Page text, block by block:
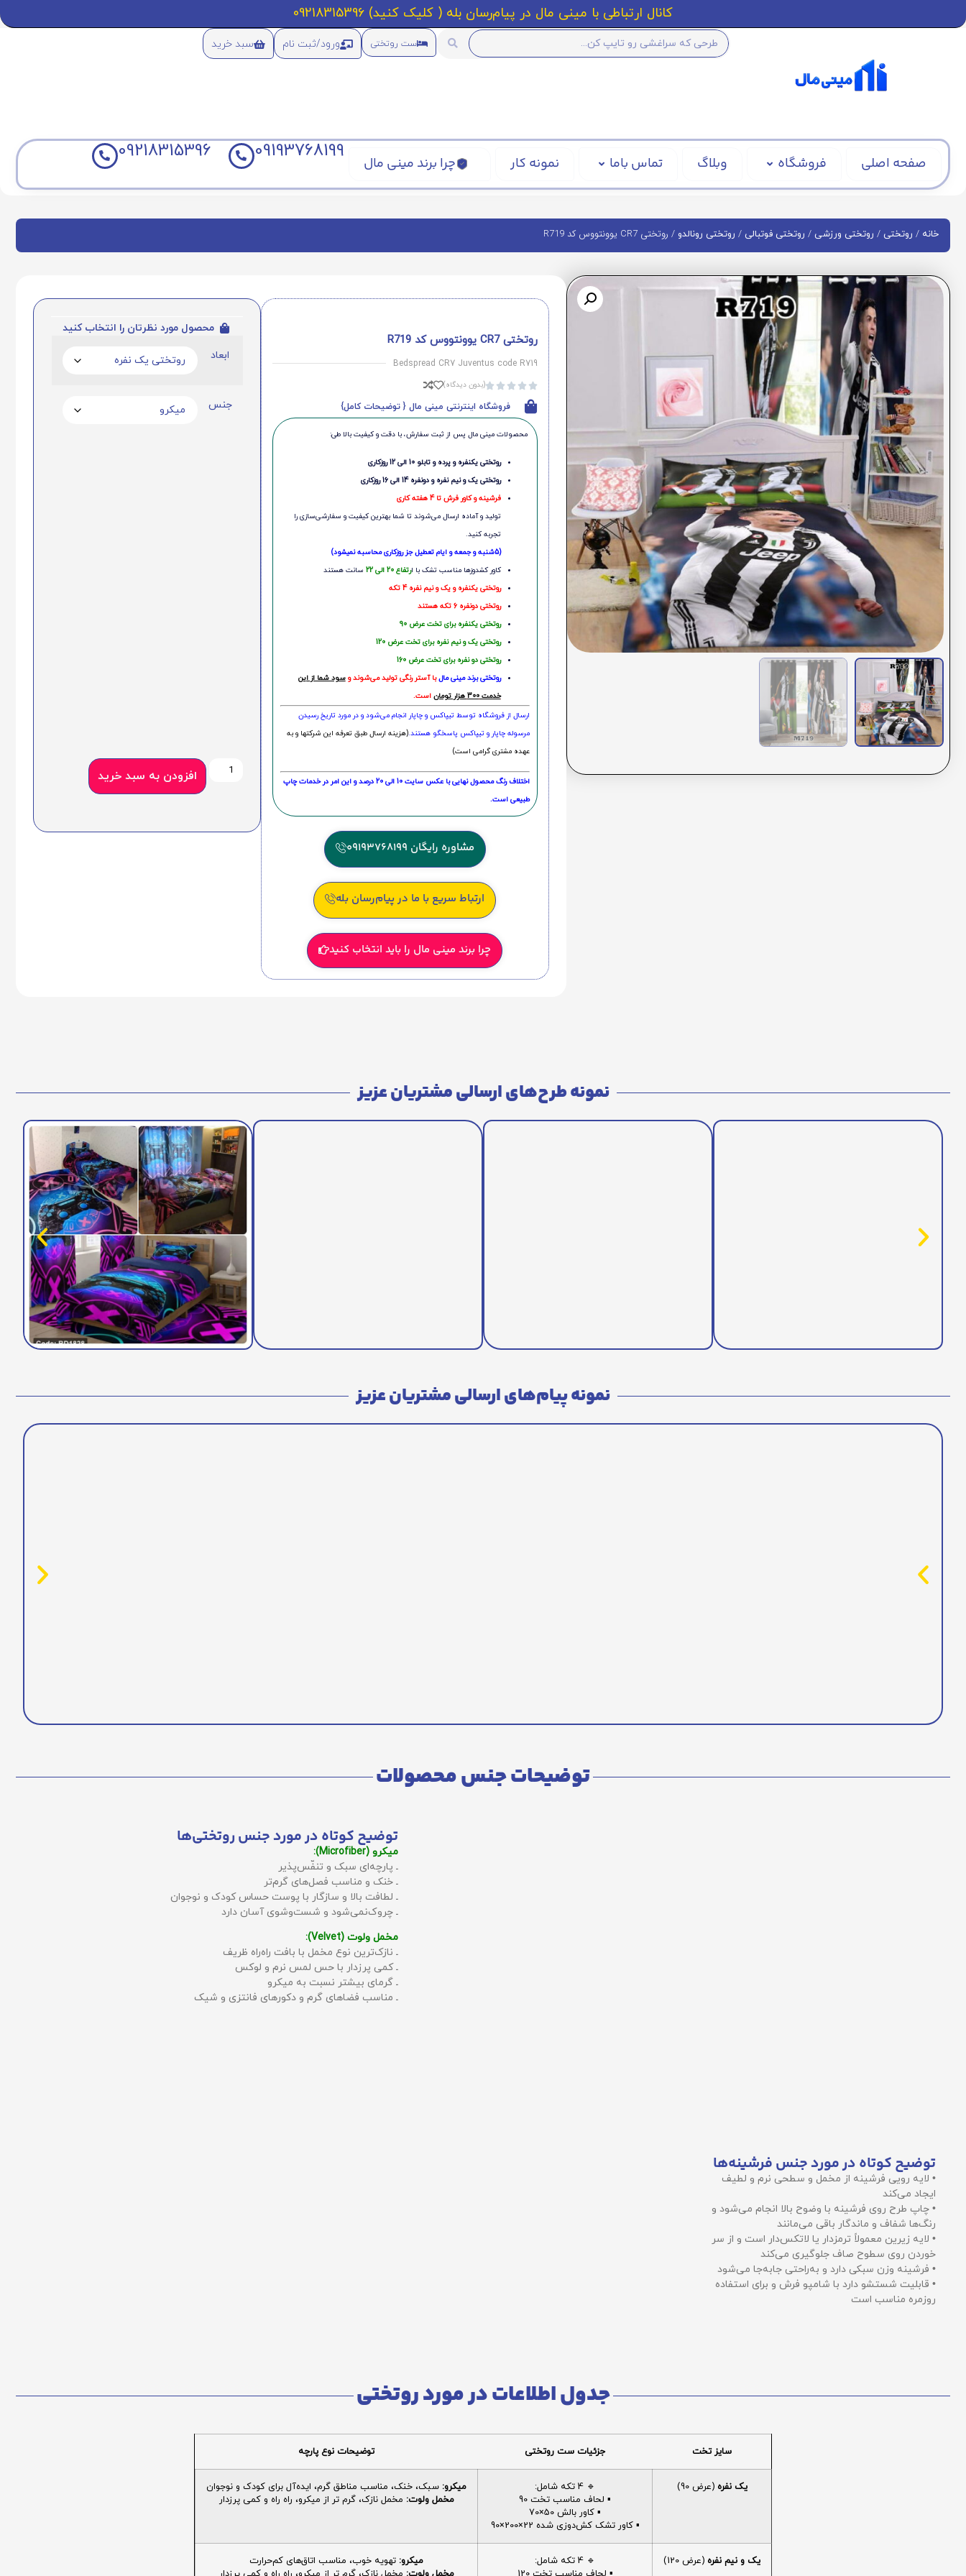
کانال ارتباطی با مینی مال در پیام‌رسان بله ( کلیک کنید) 09218315396
ست روتختی ورود/ثبت نام سبد خرید
صفحه اصلی فروشگاه وبلاگ تماس باما نمونه کار چرا برند مینی مال
09193768199
09218315396
خانه / روتختی / روتختی ورزشی / روتختی فوتبالی / روتختی رونالدو / روتختی CR7 یوونتووس کد R719
روتختی CR7 یوونتووس کد R719
Bedspread CR7 Juventus code R719




(بدون دیدگاه)
فروشگاه اینترنتی مینی مال { توضیحات کامل}
محصولات مینی‌ مال پس از ثبت سفارش، با دقت و کیفیت بالا طی:
روتختی یکنفره و پرده و تابلو 10 الی 12 روزکاری
روتختی یک و نیم نفره و دونفره 14 الی 16 روزکاری
فرشینه و کاور فرش تا 4 هفته کاری
تولید و آماده ارسال می‌شوند تا شما بهترین کیفیت و سفارشی‌سازی را
تجربه کنید.
(5شنبه و جمعه و ایام تعطیل جز روزکاری محاسبه نمیشود)
کاور کشدوزها مناسب تشک با ارتفاع 20 الی 22
سانت هستند
روتختی یکنفره و یک و نیم نفره 4 تکه
روتختی دونفره 6 تکه هستند
روتختی یکنفره برای تخت عرض 90
روتختی یک و نیم نفره برای تخت عرض 120
روتختی دو نفره برای تخت عرض 160
روتختی‌ برند مینی مالبا آستر رنگی تولید می‌شوند وسود شما از این
خدمت 300 هزار تومان
است.
ارسال از فروشگاه توسط تیپاکس و چاپار انجام می‌شود و در مورد تاریخ رسیدن
مرسوله چاپار و تیپاکس پاسخگو هستند.(هزینه ارسال طبق تعرفه این شرکتها و به
عهده مشتری گرامی است)
اختلاف رنگ محصول نهایی با عکس سایت 10 الی 20 درصد و این امر در خدمات چاپ
طبیعی است.
مشاوره رایگان 09193768199
ارتباط سریع با ما در پیام‌رسان بله
چرا برند مینی مال را باید انتخاب کنید
محصول مورد نظرتان را انتخاب کنید
ابعاد
جنس
افزودن به سبد خرید
نمونه طرح‌های ارسالی مشتریان عزیز
نمونه پیام‌های ارسالی مشتریان عزیز
توضیحات جنس محصولات
توضیح کوتاه در مورد جنس روتختی‌ها
میکرو (Microfiber):
ـ پارچه‌ای سبک و تنفّس‌پذیر
ـ خنک و مناسب فصل‌های گرم‌تر
ـ لطافت بالا و سازگار با پوست حساس کودک و نوجوان
ـ چروک‌نمی‌شود و شست‌وشوی آسان دارد
مخمل ولوت (Velvet):
ـ نازک‌ترین نوع مخمل با بافت راه‌راه ظریف
ـ کمی پرزدار با حس لمس نرم و لوکس
ـ گرمای بیشتر نسبت به میکرو
ـ مناسب فضاهای گرم و دکورهای فانتزی و شیک
توضیح کوتاه در مورد جنس فرشینه‌ها
• لایه رویی فرشینه از مخمل و سطحی نرم و لطیف
ایجاد می‌کند
• چاپ طرح روی فرشینه با وضوح بالا انجام می‌شود و
رنگ‌ها شفاف و ماندگار باقی می‌مانند
• لایه زیرین معمولاً ترمزدار یا لاتکس‌دار است و از سر
خوردن روی سطوح صاف جلوگیری می‌کند
• فرشینه وزن سبکی دارد و به‌راحتی جابه‌جا می‌شود
• قابلیت شستشو دارد با شامپو فرش و برای استفاده
روزمره مناسب است
جدول اطلاعات در مورد روتختی
سایز تخت جزئیات ست روتختی توضیحات نوع پارچه
یک نفره (عرض 90)
🔹 4 تکه شامل:
▪️ لحاف مناسب تخت 90
▪️ کاور بالش 50×70
▪️ کاور تشک کش‌دوزی شده 22×200×90
میکرو: سبک، خنک، مناسب مناطق گرم، ایده‌آل برای کودک و نوجوان
مخمل ولوت: مخمل نازک، گرم تر از میکرو، راه راه و کمی پرزدار
یک و نیم نفره (عرض 120)
🔹 4 تکه شامل:
میکرو: تهویه خوب، مناسب اتاق‌های کم‌حرارت